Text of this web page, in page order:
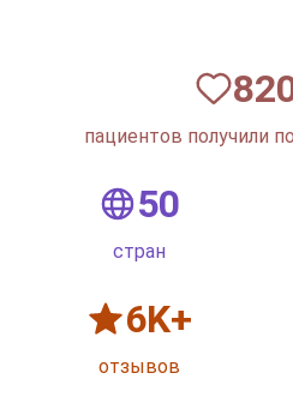
пациентов получили
50
стран
6K+
отзывов